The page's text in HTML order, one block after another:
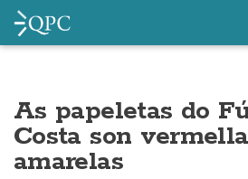
As papeletas do
Costa son
amarelas